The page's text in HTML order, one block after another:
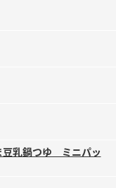
乳鍋つゆ ミニパッ